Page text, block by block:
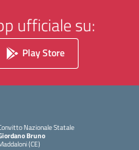
ufficiale su:
Play Store
Nazionale Statale
Bruno
(CE)